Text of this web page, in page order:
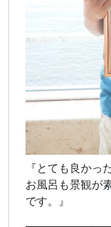
『とても良かっ
お風呂も景観が
です。』